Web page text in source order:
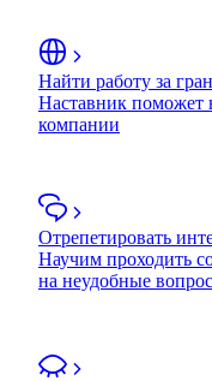
Найти работу за
Наставник поможет
компании
Отрепетировать
Научим проходить
на неудобные